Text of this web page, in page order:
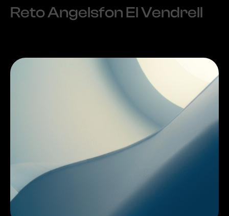
Reto Angelsfon El Vendrell